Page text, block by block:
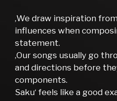
‚We draw inspiration
influences when
statement.
‚Our songs usually go
and directions before
components.
Saku‘ feels like a good